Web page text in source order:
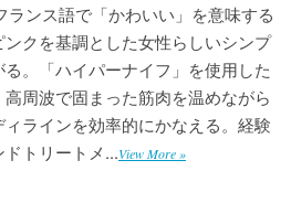
ランス語で「かわいい」を意味する
クを基調とした女性らしいシンプ
。「ハイパーナイフ」を使用した
周波で固まった筋肉を温めながら
ラインを効率的にかなえる。経験
トリートメ...View More »